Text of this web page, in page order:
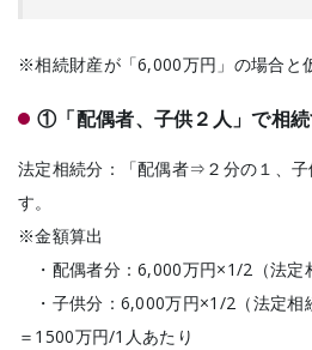
※相続財産が「6,000万円」の場合と
①「配偶者、子供２人」で相
法定相続分：「配偶者⇒２分の１、
す。
※金額算出
・配偶者分：6,000万円×1/2（法定
・子供分：6,000万円×1/2（法定相
＝1500万円/1人あたり